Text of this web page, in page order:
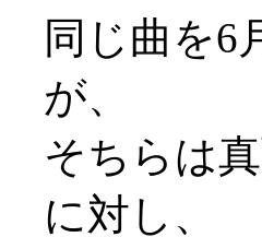
同じ曲を6
が、
そちらは
に対し、